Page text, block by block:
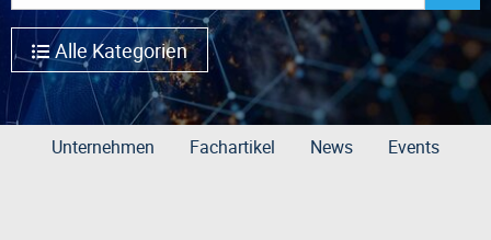
Alle Kategorien
Unternehmen Fachartikel News Events